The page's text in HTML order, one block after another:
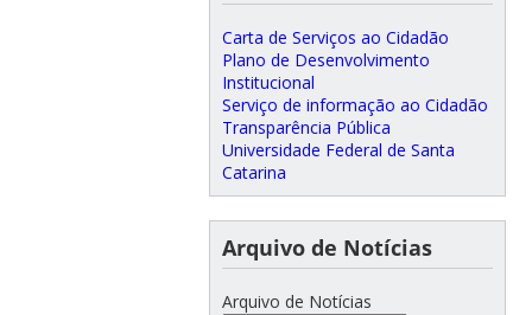
Carta de Serviços ao Cidadão
Plano de Desenvolvimento
Institucional
Serviço de informação ao Cidadão
Transparência Pública
Universidade Federal de Santa
Catarina
Arquivo de Notícias
Arquivo de Notícias